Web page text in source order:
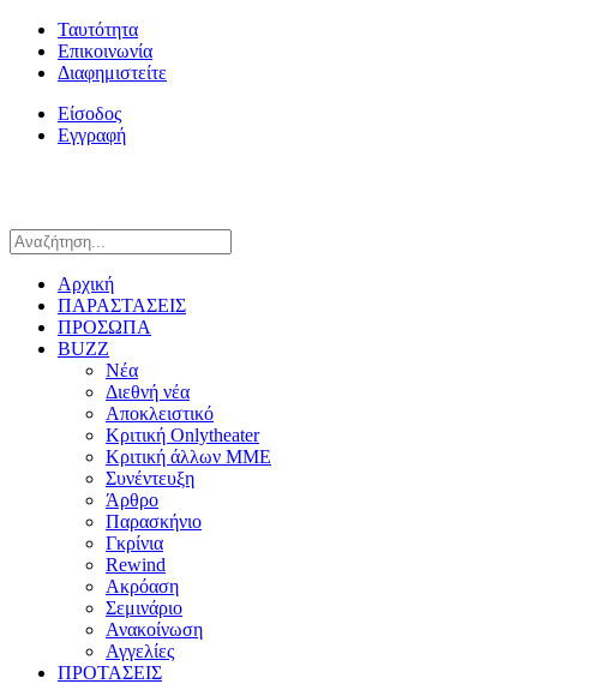
Ταυτότητα
Επικοινωνία
Διαφημιστείτε
Είσοδος
Εγγραφή
Αρχική
ΠΑΡΑΣΤΑΣΕΙΣ
ΠΡΟΣΩΠΑ
BUZZ
Νέα
Διεθνή νέα
Αποκλειστικό
Κριτική Onlytheater
Κριτική άλλων ΜΜΕ
Συνέντευξη
Άρθρο
Παρασκήνιο
Γκρίνια
Rewind
Ακρόαση
Σεμινάριο
Ανακοίνωση
Αγγελίες
ΠΡΟΤΑΣΕΙΣ